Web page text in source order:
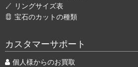
リングサイズ表
宝石のカットの種類
カスタマーサポート
個人様からのお買取